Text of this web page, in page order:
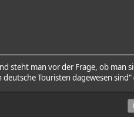
steht man vor der Frage, ob man
Touristen dagewesen sind"